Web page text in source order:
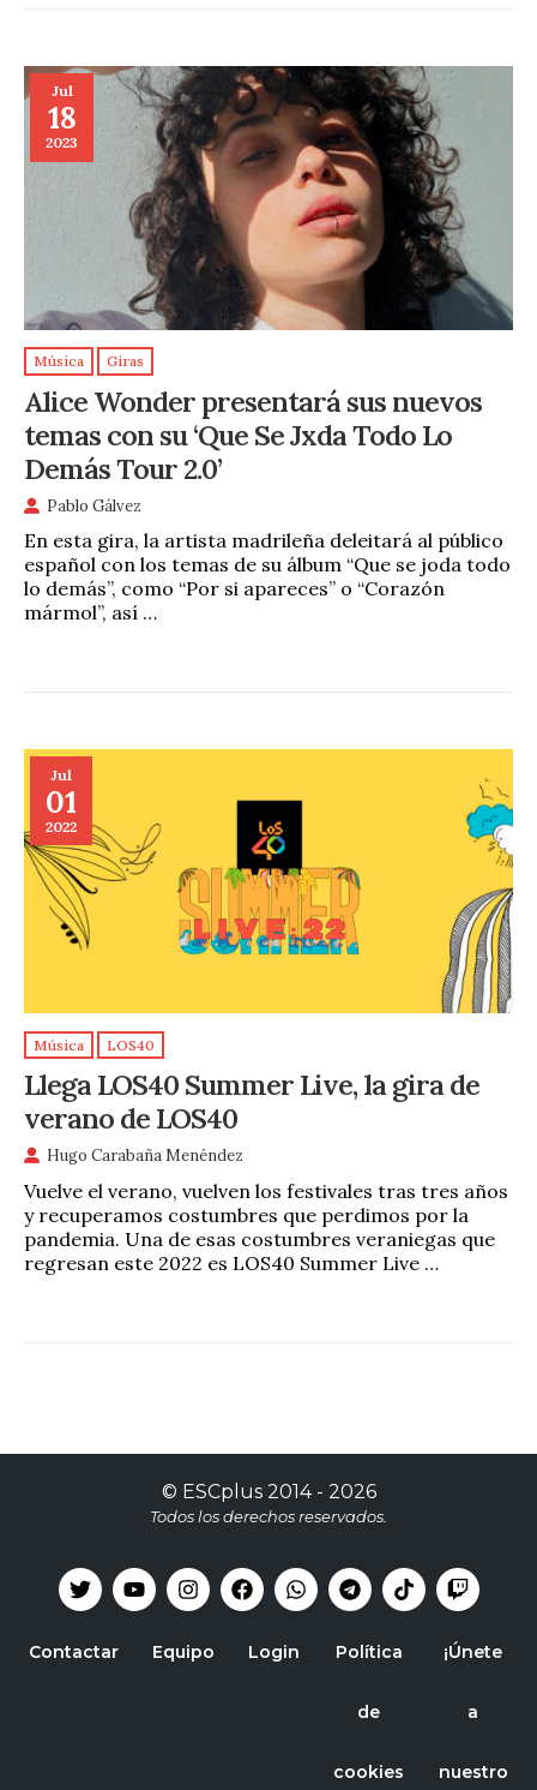
Jul
18
2023
Música Giras
Alice Wonder presentará sus nuevos
temas con su ‘Que Se Jxda Todo Lo
Demás Tour 2.0’
Pablo Gálvez
En esta gira, la artista madrileña deleitará al público
español con los temas de su álbum “Que se joda todo
lo demás”, como “Por si apareces” o “Corazón
mármol”, así …
Jul
01
2022
Música LOS40
Llega LOS40 Summer Live, la gira de
verano de LOS40
Hugo Carabaña Menéndez
Vuelve el verano, vuelven los festivales tras tres años
y recuperamos costumbres que perdimos por la
pandemia. Una de esas costumbres veraniegas que
regresan este 2022 es LOS40 Summer Live …
© ESCplus2014 - 2026
Todos los derechos reservados.
Contactar Equipo Login Política
de
cookies
¡Únete
a
nuestro